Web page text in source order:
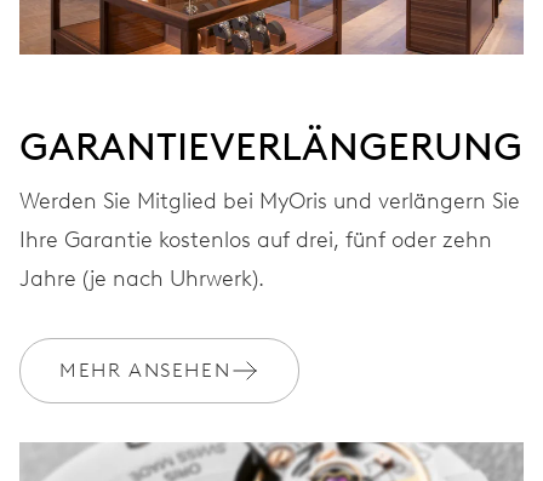
28.800 A/h, 4 Hz
ZIFFERBLATT Schwarz
ARMBAND
GARANTIE 2 Jahre
Werden Sie Mitglied bei MyOris und verlängern Sie Ihre Garantie
kostenlos auf 3 Jahre
GARANTIEVERLÄNGERUNG
Werden Sie Mitglied bei MyOris und verlängern Sie
Ihre Garantie kostenlos auf drei, fünf oder zehn
Jahre (je nach Uhrwerk).
MEHR ANSEHEN